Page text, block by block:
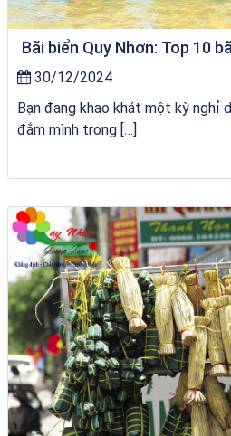
Bãi biển Quy Nhơn: Top 10
30/12/2024
Bạn đang khao khát một kỳ nghỉ
đắm mình trong […]
Tour Lào Cai Quy Nhơn